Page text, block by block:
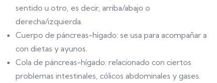
sentido u otro, es decir, arriba/abajo o
derecha/izquierda.
Cuerpo de páncreas-hígado: se usa para acompañar a
con dietas y ayunos.
Cola de páncreas-hígado: relacionado con ciertos
problemas intestinales, cólicos abdominales y gases.